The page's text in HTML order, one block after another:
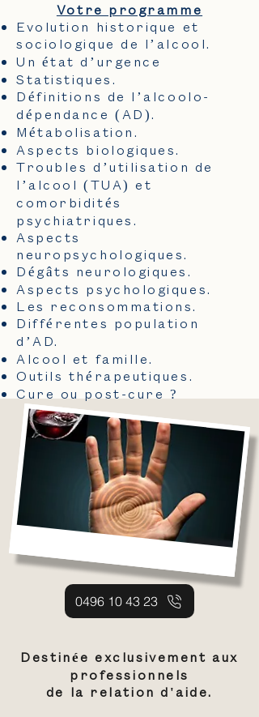
Votre programme
Evolution historique et
sociologique de l’alcool.
Un état d’urgence
Statistiques.
Définitions de l’alcoolo-
dépendance (AD).
Métabolisation.
Aspects biologiques.
Troubles d’utilisation de
l’alcool (TUA) et
comorbidités
psychiatriques.
Aspects
neuropsychologiques.
Dégâts neurologiques.
Aspects psychologiques.
Les reconsommations.
Différentes population
d’AD.
Alcool et famille.
Outils thérapeutiques.
Cure ou post-cure ?
0496 10 43 23
Destinée exclusivement aux
professionnels
de la relation d'aide.